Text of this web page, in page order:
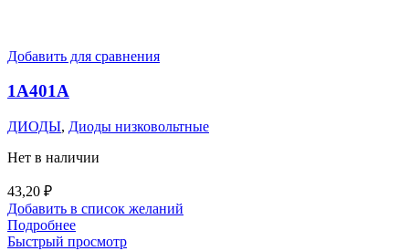
Добавить для сравнения
1А401А
ДИОДЫ, Диоды низковольтные
Нет в наличии
43,20 ₽
Добавить в список желаний
Подробнее
Быстрый просмотр